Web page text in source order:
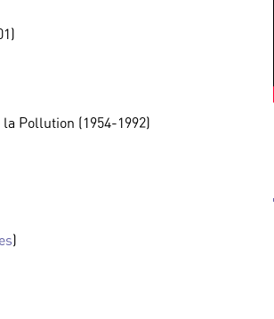
Pollution (1954-1992)
)